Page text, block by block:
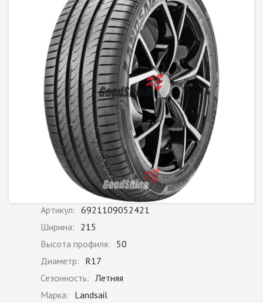
Артикул: 6921109052421
Ширина: 215
Высота профиля: 50
Диаметр: R17
Сезонность: Летняя
Марка: Landsail